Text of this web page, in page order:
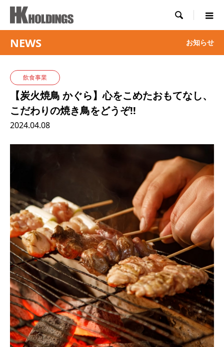

NEWS お知らせ
飲食事業
【炭火焼鳥 かぐら】心をこめたおもてなし、
こだわりの焼き鳥をどうぞ!!
2024.04.08